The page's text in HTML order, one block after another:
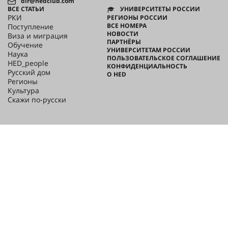
ВСЕ СТАТЬИ
РКИ
Поступление
Виза и миграция
Обучение
Наука
HED_people
Русский дом
Регионы
Культура
Скажи по-русски
УНИВЕРСИТЕТЫ РОССИИ
РЕГИОНЫ РОССИИ
ВСЕ НОМЕРА
НОВОСТИ
ПАРТНЁРЫ
УНИВЕРСИТЕТАМ РОССИИ
ПОЛЬЗОВАТЕЛЬСКОЕ СОГЛАШЕНИЕ
КОНФИДЕНЦИАЛЬНОСТЬ
О HED